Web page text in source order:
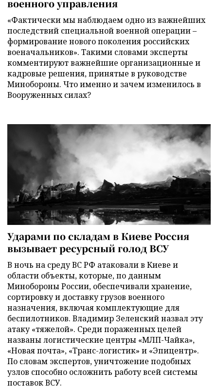
военного управления
«Фактически мы наблюдаем одно из важнейших
последствий специальной военной операции –
формирование нового поколения российских
военачальников». Такими словами эксперты
комментируют важнейшие организационные и
кадровые решения, принятые в руководстве
Минобороны. Что именно и зачем изменилось в
Вооруженных силах?
Ударами по складам в Киеве Россия
вызывает ресурсный голод ВСУ
В ночь на среду ВС РФ атаковали в Киеве и
области объекты, которые, по данным
Минобороны России, обеспечивали хранение,
сортировку и доставку грузов военного
назначения, включая комплектующие для
беспилотников. Владимир Зеленский назвал эту
атаку «тяжелой». Среди пораженных целей
названы логистические центры «МЛП-Чайка»,
«Новая почта», «Транс-логистик» и «Эпицентр».
По словам экспертов, уничтожение подобных
узлов способно осложнить работу всей системы
поставок ВСУ.